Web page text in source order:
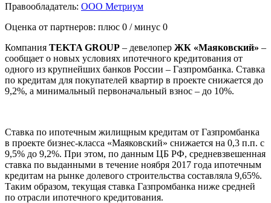
Правообладатель: ООО Метриум
Оценка от партнеров: плюс 0 / минус 0
Компания TEKTA GROUP – девелопер ЖК «Маяковский» –
сообщает о новых условиях ипотечного кредитования от
одного из крупнейших банков России – Газпромбанка. Ставка
по кредитам для покупателей квартир в проекте снижается до
9,2%, а минимальный первоначальный взнос – до 10%.
Ставка по ипотечным жилищным кредитам от Газпромбанка
в проекте бизнес-класса «Маяковский» снижается на 0,3 п.п. с
9,5% до 9,2%. При этом, по данным ЦБ РФ, средневзвешенная
ставка по выданными в течение ноября 2017 года ипотечным
кредитам на рынке долевого строительства составляла 9,65%.
Таким образом, текущая ставка Газпромбанка ниже средней
по отрасли ипотечного кредитования.